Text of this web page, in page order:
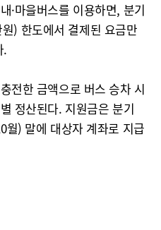
·마을버스를 이용하면, 분기
) 한도에서 결제된 요금만
.
전한 금액으로 버스 승차 시
정산된다. 지원금은 분기
월) 말에 대상자 계좌로 지급